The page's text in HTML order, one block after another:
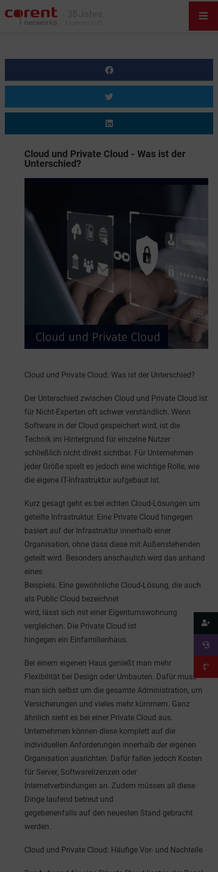
Cloud und Private Cloud - Was ist der
Unterschied?
Cloud und Private Cloud: Was ist der Unterschied?
Der Unterschied zwischen Cloud und Private Cloud ist
für Nicht-Experten oft schwer verständlich. Wenn
Software in der Cloud gespeichert wird, ist die
Technik im Hintergrund für einzelne Nutzer
schließlich nicht direkt sichtbar. Für Unternehmen
jeder Größe spielt es jedoch eine wichtige Rolle, wie
die eigene IT-Infrastruktur aufgebaut ist.
Kurz gesagt geht es bei echten Cloud-Lösungen um
geteilte Infrastruktur. Eine Private Cloud hingegen
basiert auf der Infrastruktur innerhalb einer
Organisation, ohne dass diese mit Außenstehenden
geteilt wird. Besonders anschaulich wird das anhand
eines
Beispiels. Eine gewöhnliche Cloud-Lösung, die auch
als Public Cloud bezeichnet
wird, lässt sich mit einer Eigentumswohnung
vergleichen. Die Private Cloud ist
hingegen ein Einfamilienhaus.
Bei einem eigenen Haus genießt man mehr
Flexibilität bei Design oder Umbauten. Dafür muss
man sich selbst um die gesamte Administration, um
Versicherungen und vieles mehr kümmern. Ganz
ähnlich sieht es bei einer Private Cloud aus.
Unternehmen können diese komplett auf die
individuellen Anforderungen innerhalb der eigenen
Organisation ausrichten. Dafür fallen jedoch Kosten
für Server, Softwarelizenzen oder
Internetverbindungen an. Zudem müssen all diese
Dinge laufend betreut und
gegebenenfalls auf den neuesten Stand gebracht
werden.
Cloud und Private Cloud: Häufige Vor- und Nachteile